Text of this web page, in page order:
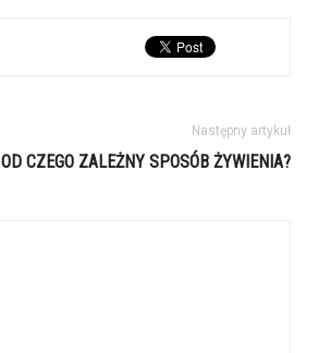
Następny artykuł
OD CZEGO ZALEŻNY SPOSÓB ŻYWIENIA?